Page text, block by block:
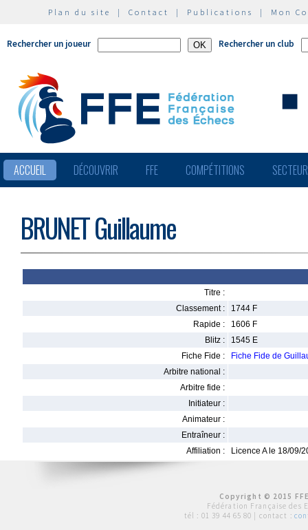
Plan du site | Contact | Publications | Mon
Rechercher un joueur Rechercher un club
ACCUEIL DÉCOUVRIR FFE COMPÉTITIONS
BRUNET Guillaume
Titre :
Classement :
1744 F
Rapide :
1606 F
Blitz :
1545 E
Fiche Fide :
Fiche Fide de
Arbitre national :
Arbitre fide :
Initiateur :
Animateur :
Entraîneur :
Affiliation :
Licence A le 18/09/
Copyright © 2015
Fédération Française des
tél : 01 39 44 65 80 | contact :